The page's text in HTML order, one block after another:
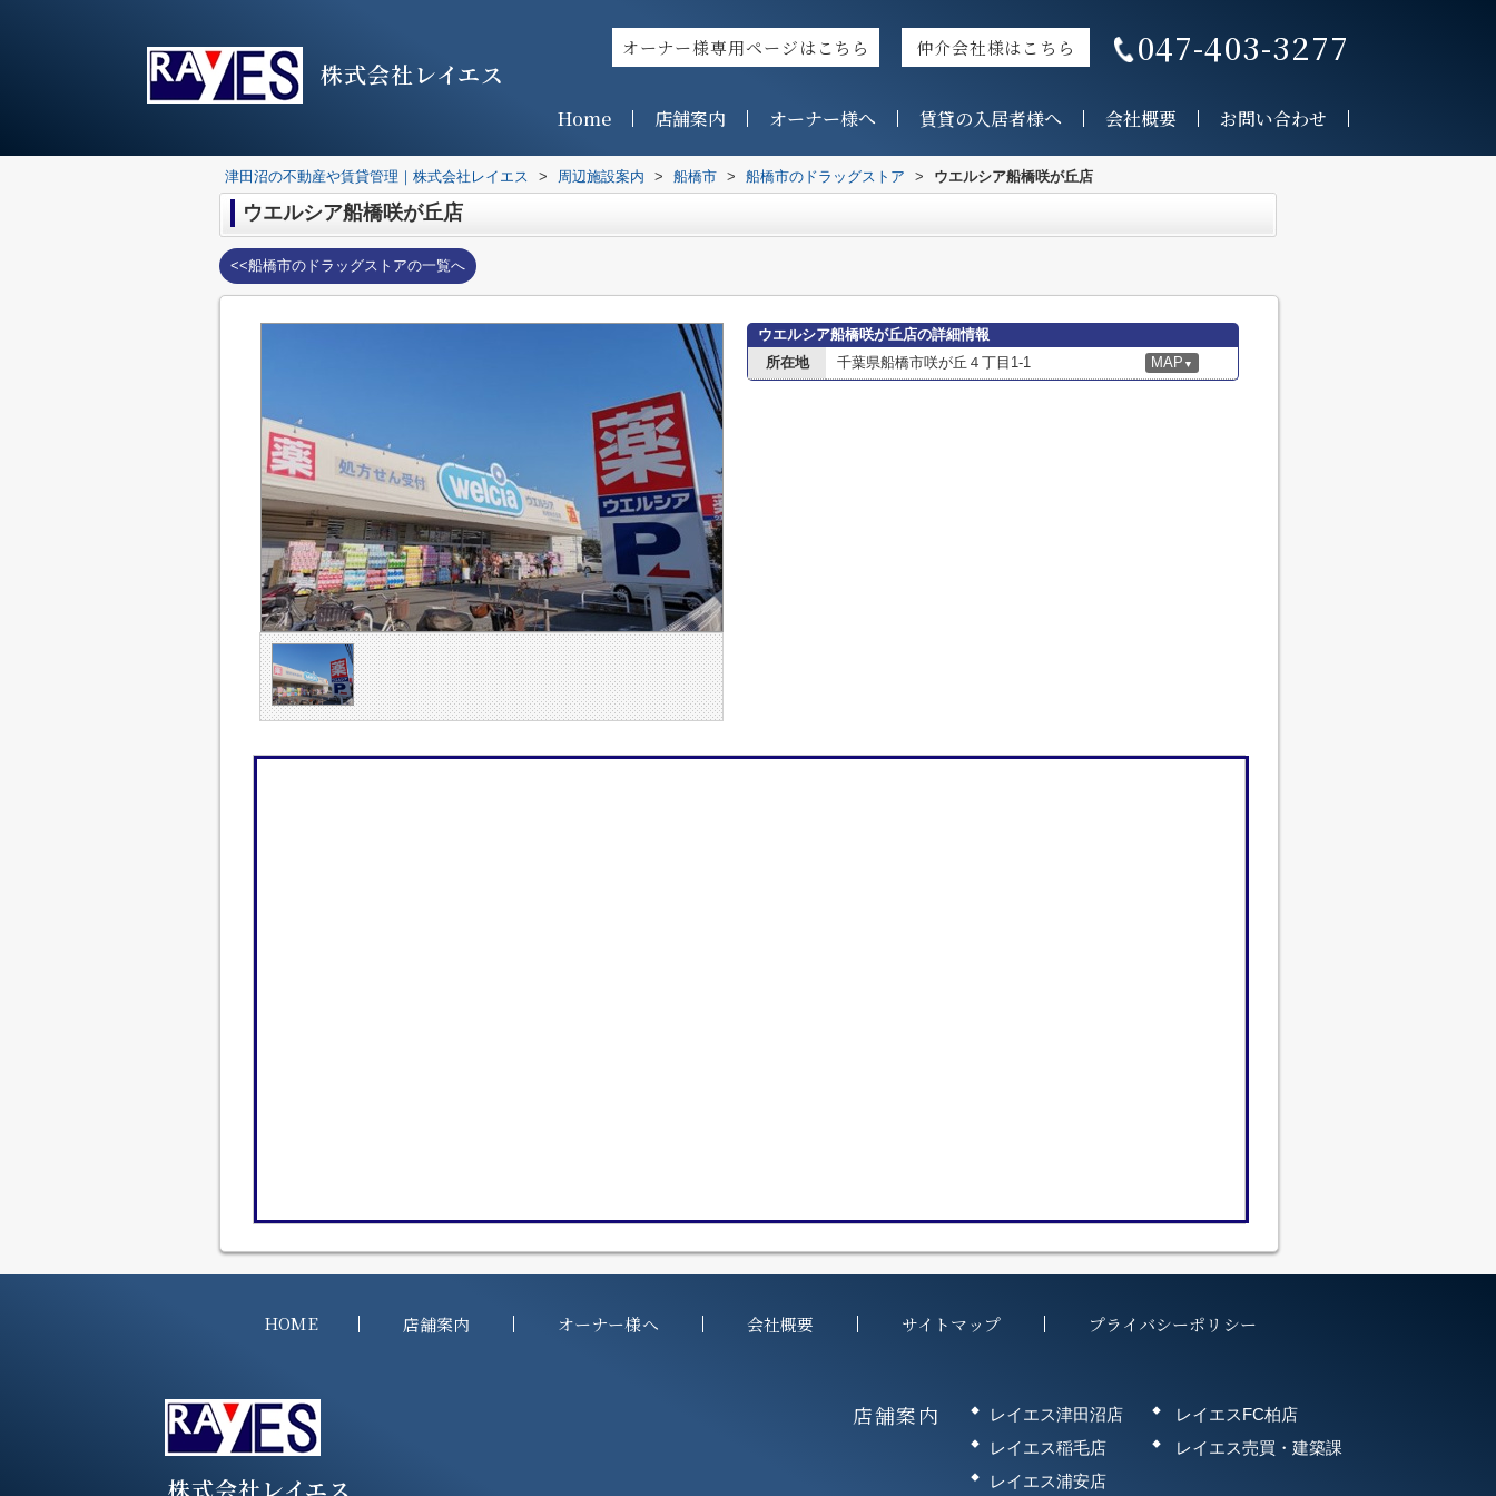
株式会社レイエス
オーナー様専用ページはこちら 仲介会社様はこちら 047-403-3277
Home 店舗案内 オーナー様へ 賃貸の入居者様へ 会社概要 お問い合わせ
津田沼の不動産や賃貸管理｜株式会社レイエス > 周辺施設案内 > 船橋市 > 船橋市のドラッグストア > ウエルシア船橋咲が丘店
ウエルシア船橋咲が丘店
<<船橋市のドラッグストアの一覧へ
ウエルシア船橋咲が丘店の詳細情報
所在地
千葉県船橋市咲が丘４丁目1-1 MAP ▼
HOME 店舗案内 オーナー様へ 会社概要 サイトマップ プライバシーポリシー
株式会社レイエス
店舗案内
レイエス津田沼店
レイエス稲毛店
レイエス浦安店
レイエスFC柏店
レイエス売買・建築課